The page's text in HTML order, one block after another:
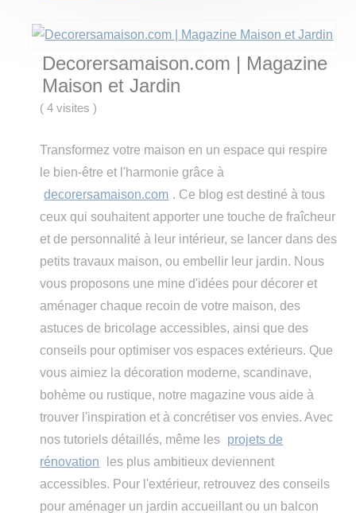
Decorersamaison.com | Magazine
Maison et Jardin
( 4 visites)
Transformez votre maison en un espace qui respire
le bien-être et l'harmonie grâce à
decorersamaison.com . Ce blog est destiné à tous
ceux qui souhaitent apporter une touche de fraîcheur
et de personnalité à leur intérieur, se lancer dans des
petits travaux maison, ou embellir leur jardin. Nous
vous proposons une mine d'idées pour décorer et
aménager chaque recoin de votre maison, des
astuces de bricolage accessibles, ainsi que des
conseils pour optimiser vos espaces extérieurs. Que
vous aimiez la décoration moderne, scandinave,
bohème ou rustique, notre magazine vous aide à
trouver l'inspiration et à concrétiser vos envies. Avec
nos tutoriels détaillés, même les projets de
rénovation
les plus ambitieux deviennent
accessibles. Pour l'extérieur, retrouvez des conseils
pour aménager un jardin accueillant ou un balcon